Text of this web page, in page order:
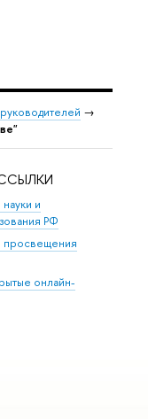
→
и
РФ
просвещения
онлайн-